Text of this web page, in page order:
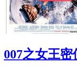
007之女王